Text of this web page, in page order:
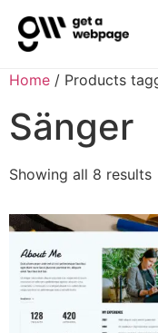
Home / Products
Sänger
Showing all 8 results